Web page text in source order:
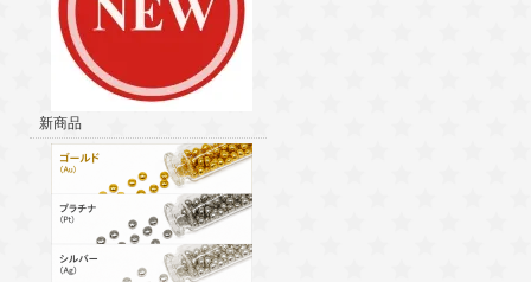
新商品